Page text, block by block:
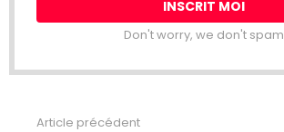
Don't worry, we don't spam
Article précédent